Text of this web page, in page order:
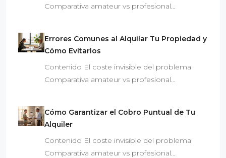
Comparativa amateur vs profesional…
Errores Comunes al Alquilar Tu Propiedad y
Cómo Evitarlos
Contenido El coste invisible del problema
Comparativa amateur vs profesional…
Cómo Garantizar el Cobro Puntual de Tu
Alquiler
Contenido El coste invisible del problema
Comparativa amateur vs profesional…